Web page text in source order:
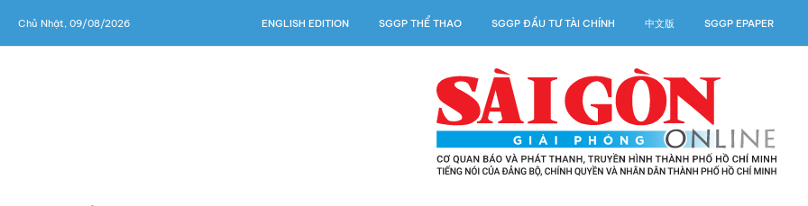
Chủ Nhật, 09/08/2026 ENGLISH EDITION SGGP THỂ THAO SGGP ĐẦU TƯ TÀI CHÍNH 中文版 SGGP EPAPER